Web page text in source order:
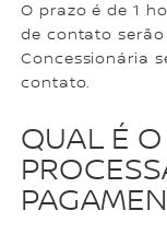
O prazo é de 1
de contato
Concessionária
contato.
QUAL É